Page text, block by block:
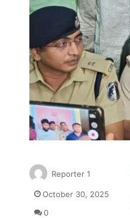
Reporter 1
October 30, 2025
0